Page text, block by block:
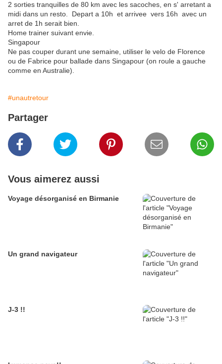
2 sorties tranquilles de 80 km avec les sacoches, en s' arretant a
midi dans un resto. Depart a 10h et arrivee vers 16h avec un
arret de 1h serait bien.
Home trainer suivant envie.
Singapour
Ne pas couper durant une semaine, utiliser le velo de Florence
ou de Fabrice pour ballade dans Singapour (on roule a gauche
comme en Australie).
#unautretour
Partager
Vous aimerez aussi
Voyage désorganisé en Birmanie
Un grand navigateur
J-3 !!